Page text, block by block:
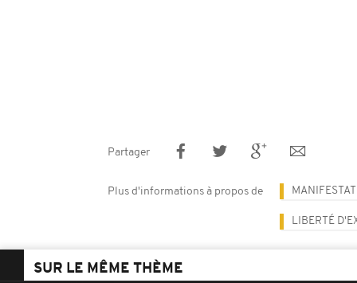
Partager
Plus d'informations à propos de
LIBERTÉ
SUR LE MÊME THÈME